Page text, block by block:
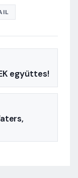
együttes!